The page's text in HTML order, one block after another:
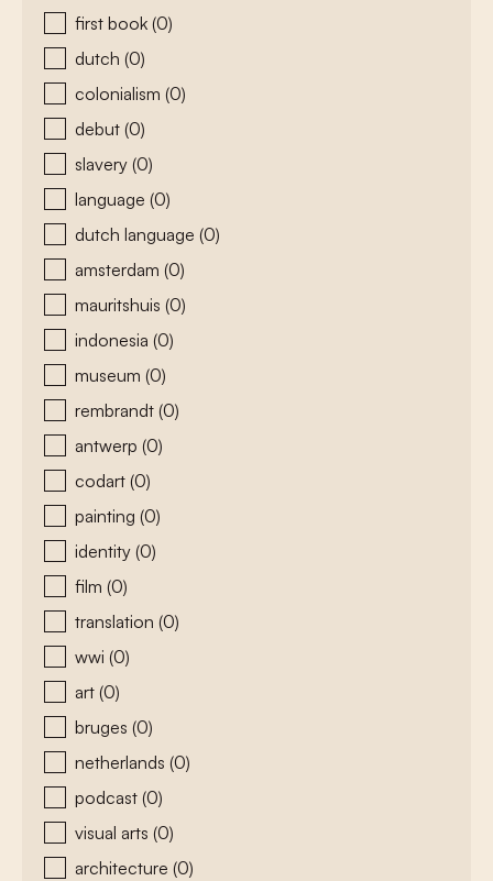
first book (0)
dutch (0)
colonialism (0)
debut (0)
slavery (0)
language (0)
dutch language (0)
amsterdam (0)
mauritshuis (0)
indonesia (0)
museum (0)
rembrandt (0)
antwerp (0)
codart (0)
painting (0)
identity (0)
film (0)
translation (0)
wwi (0)
art (0)
bruges (0)
netherlands (0)
podcast (0)
visual arts (0)
architecture (0)